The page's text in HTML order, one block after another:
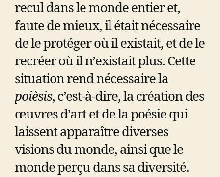
recul dans le monde entier et,
faute de mieux, il était nécessaire
de le protéger où il existait, et de le
recréer où il n’existait plus. Cette
situation rend nécessaire la
poièsis, c’est-à-dire, la création des
œuvres d’art et de la poésie qui
laissent apparaître diverses
visions du monde, ainsi que le
monde perçu dans sa diversité.